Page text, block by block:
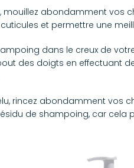
abondamment vos
et permettre une
dans le creux de
des doigts en effectuant
rincez abondamment vos
de shampoing, car cela